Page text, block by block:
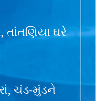
તાંતણિયા ઘરે
ચંડ-મુંડને